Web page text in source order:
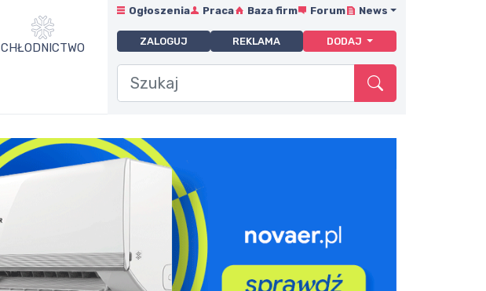
CHŁODNICTWO
Ogłoszenia Praca Baza firm Forum News
ZALOGUJ REKLAMA DODAJ